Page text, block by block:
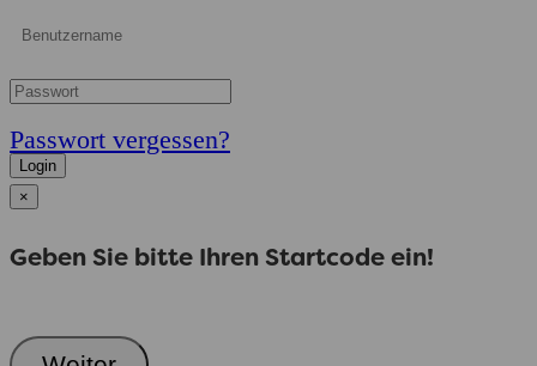
Passwort vergessen?
Login
×
Geben Sie bitte Ihren Startcode ein!